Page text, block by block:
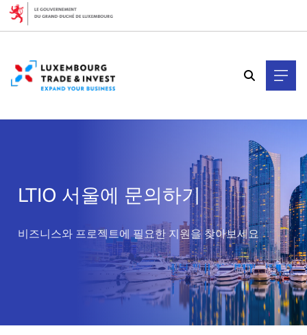
LTIO 서울에 문의하기
비즈니스와 프로젝트에 필요한 지원을 찾아보세요
Cookies management panel